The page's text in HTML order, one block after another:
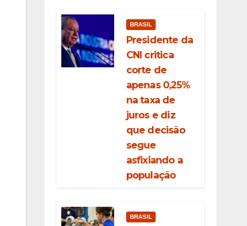
BRASIL
Presidente da
CNI critica
corte de
apenas 0,25%
na taxa de
juros e diz
que decisão
segue
asfixiando a
população
BRASIL